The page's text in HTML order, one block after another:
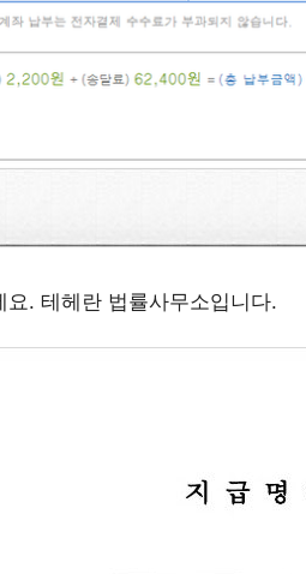
요. 테헤란 법률사무소입니다.